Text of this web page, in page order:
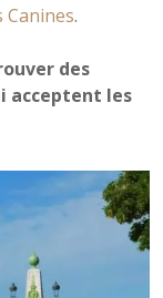
Canines.
des
acceptent les